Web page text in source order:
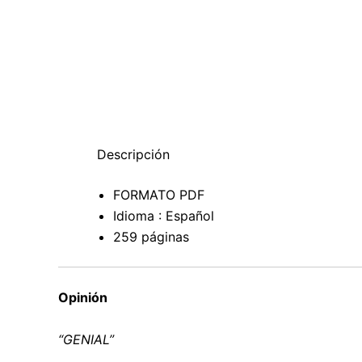
Descripción
FORMATO PDF
Idioma : Español
259 páginas
Opinión
“GENIAL”